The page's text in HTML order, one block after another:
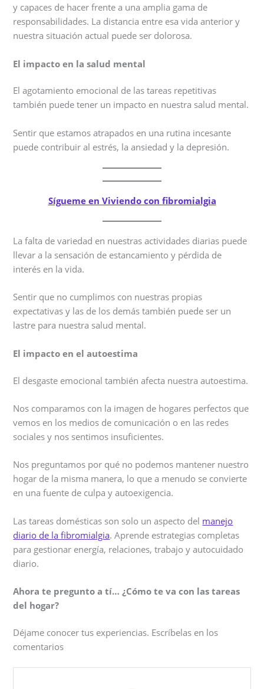
y capaces de hacer frente a una amplia gama de
responsabilidades. La distancia entre esa vida anterior y
nuestra situación actual puede ser dolorosa.
El impacto en la salud mental
El agotamiento emocional de las tareas repetitivas
también puede tener un impacto en nuestra salud mental.
Sentir que estamos atrapados en una rutina incesante
puede contribuir al estrés, la ansiedad y la depresión.
Sígueme en Viviendo con fibromialgia
La falta de variedad en nuestras actividades diarias puede
llevar a la sensación de estancamiento y pérdida de
interés en la vida.
Sentir que no cumplimos con nuestras propias
expectativas y las de los demás también puede ser un
lastre para nuestra salud mental.
El impacto en el autoestima
El desgaste emocional también afecta nuestra autoestima.
Nos comparamos con la imagen de hogares perfectos que
vemos en los medios de comunicación o en las redes
sociales y nos sentimos insuficientes.
Nos preguntamos por qué no podemos mantener nuestro
hogar de la misma manera, lo que a menudo se convierte
en una fuente de culpa y autoexigencia.
Las tareas domésticas son solo un aspecto del manejo
diario de la fibromialgia. Aprende estrategias completas
para gestionar energía, relaciones, trabajo y autocuidado
diario.
Ahora te pregunto a tí… ¿Cómo te va con las tareas
del hogar?
Déjame conocer tus experiencias. Escríbelas en los
comentarios